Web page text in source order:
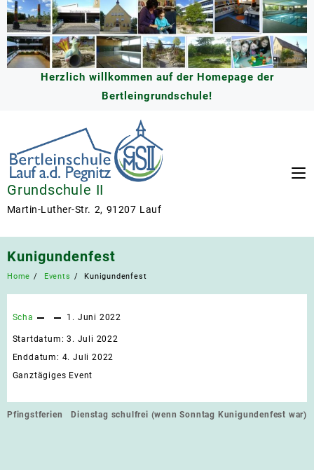
Skip
content
Herzlich willkommen auf der Homepage der
Bertleingrundschule!
Grundschule II
Martin-Luther-Str. 2, 91207 Lauf
Kunigundenfest
Home Events Kunigundenfest
Scha 1. Juni 2022
Startdatum:3. Juli 2022
Enddatum: 4. Juli 2022
Ganztägiges Event
Beitragsnavigation
Pfingstferien Dienstag schulfrei (wenn Sonntag Kunigundenfest war)